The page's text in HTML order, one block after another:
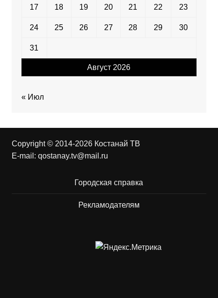
Август 2026
17 18 19 20 21 22 23
24 25 26 27 28 29 30
31
« Июл
Copyright © 2014-2026 Костанай ТВ
E-mail: qostanay.tv@mail.ru
Городская справка
Рекламодателям